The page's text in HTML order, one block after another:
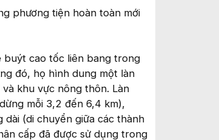
phương tiện hoàn toàn mới
buýt cao tốc liên bang trong
đó, họ hình dung một làn
khu vực nông thôn. Làn
mỗi 3,2 đến 6,4 km),
(di chuyển giữa các thành
cấp đã được sử dụng trong